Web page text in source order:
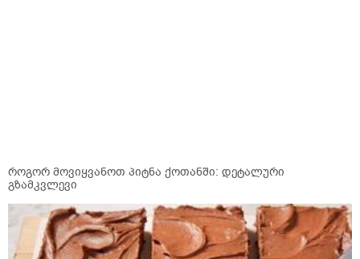
როგორ მოვიყვანოთ პიტნა ქოთანში: დეტალური
გზამკვლევი